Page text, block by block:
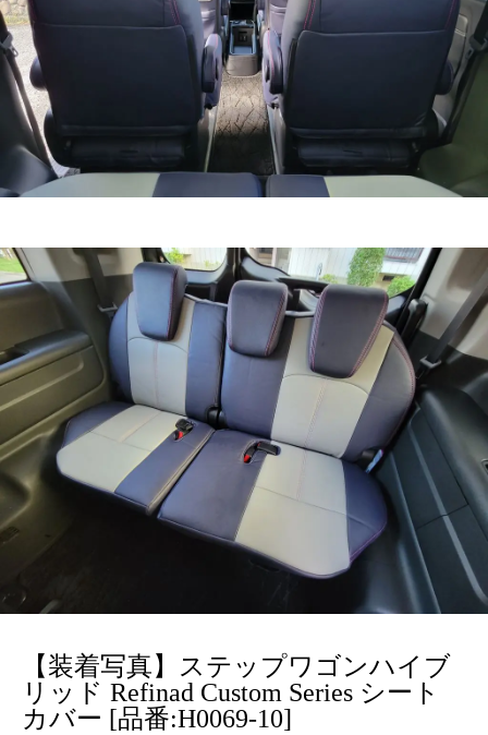
【装着写真】ステップワゴンハイブ
リッド Refinad Custom Series シート
カバー [品番:H0069-10]